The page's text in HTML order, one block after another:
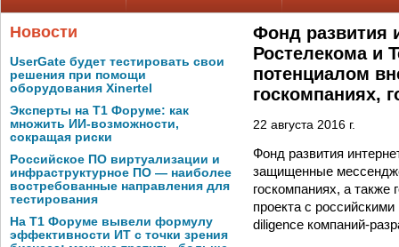
Новости
UserGate будет тестировать свои
решения при помощи
оборудования Xinertel
Эксперты на Т1 Форуме: как
множить ИИ-возможности,
сокращая риски
Российское ПО виртуализации и
инфраструктурное ПО — наиболее
востребованные направления для
тестирования
На Т1 Форуме вывели формулу
эффективности ИТ с точки зрения
Фонд развития
Ростелекома и
потенциалом
госкомпаниях,
22 августа 2016 г.
Фонд развития
защищенные
госкомпаниях, а
проекта с
diligence компаний-